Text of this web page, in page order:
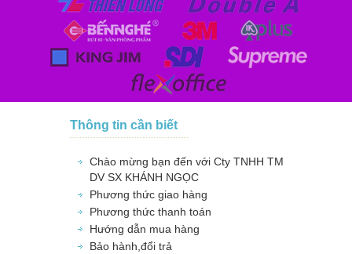
Thông tin cần biết
Chào mừng bạn đến với Cty TNHH TM
DV SX KHÁNH NGỌC
Phương thức giao hàng
Phương thức thanh toán
Hướng dẫn mua hàng
Bảo hành,đổi trả